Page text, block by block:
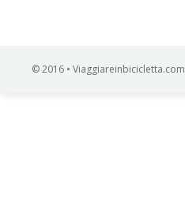
© 2016 • Viaggiareinbicicletta.com